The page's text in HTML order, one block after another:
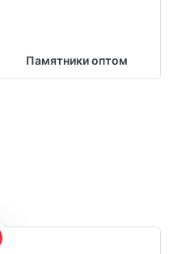
Памятники оптом